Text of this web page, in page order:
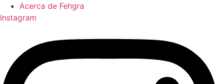
Acerca de Fehgra
Instagram